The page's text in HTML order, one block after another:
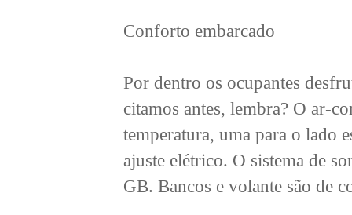
Conforto embarcado
Por dentro os ocupantes
citamos antes, lembra? O ar-
temperatura, uma para o lado
ajuste elétrico. O sistema de
GB. Bancos e volante são de